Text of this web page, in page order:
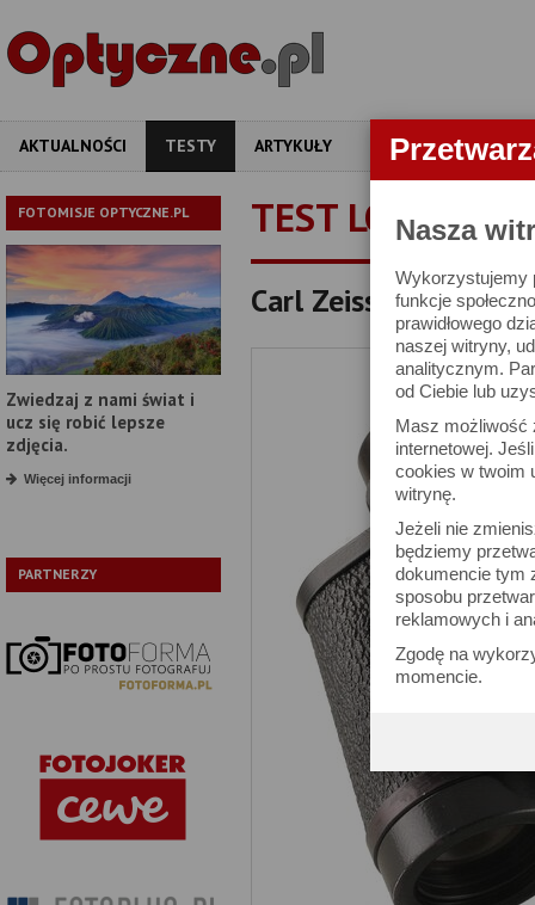
Nasza
Wykorzystujemy
funkcje
prawidłowego
naszej witryny,
analitycznym.
od Ciebie lub
Masz możliwość
internetowej.
cookies w twoim
witrynę.
Jeżeli nie
będziemy
dokumencie tym
sposobu
reklamowych i
Zgodę na
momencie.
AKTUALNOŚCI TESTY ARTYKUŁY APARATY
FOTOMISJE OPTYCZNE.PL
Zwiedzaj z nami świat i
ucz się robić lepsze
zdjęcia.
Więcej informacji
PARTNERZY
TEST LORNETKI
Carl Zeiss Jena